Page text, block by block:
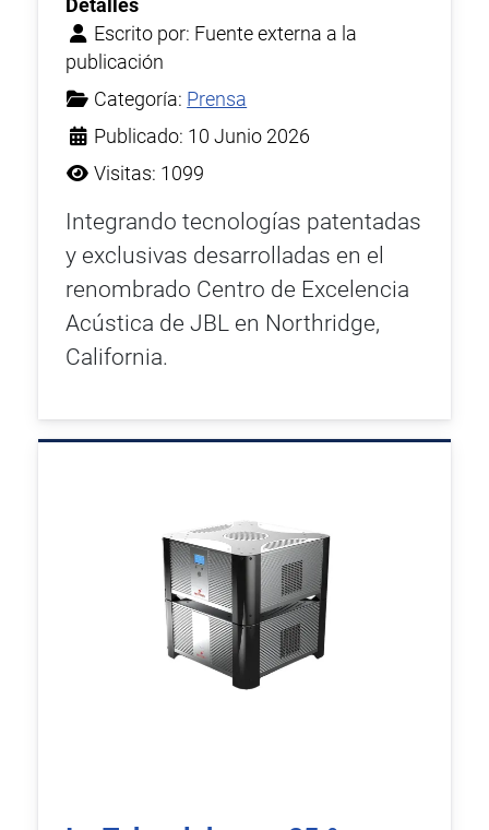
Detalles
Escrito por: Fuente externa a la
publicación
Categoría: Prensa
Publicado: 10 Junio 2026
Visitas: 1099
Integrando tecnologías patentadas
y exclusivas desarrolladas en el
renombrado Centro de Excelencia
Acústica de JBL en Northridge,
California.